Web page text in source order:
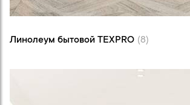
Линолеум бытовой TEXPRO (8)